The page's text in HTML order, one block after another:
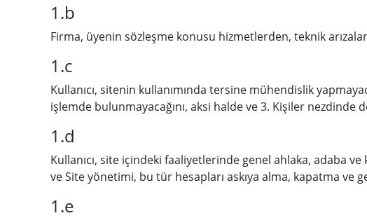
1.b
Firma, üyenin sözleşme konusu hizmetlerden, teknik
1.c
Kullanıcı, sitenin kullanımında tersine mühendislik
işlemde bulunmayacağını, aksi halde ve 3. Kişiler nezdinde
1.d
Kullanıcı, site içindeki faaliyetlerinde genel ahlaka, adaba
ve Site yönetimi, bu tür hesapları askıya alma, kapatma ve
1.e